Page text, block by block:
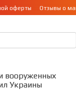
оферты Отзывы о
вооруженных
Украины